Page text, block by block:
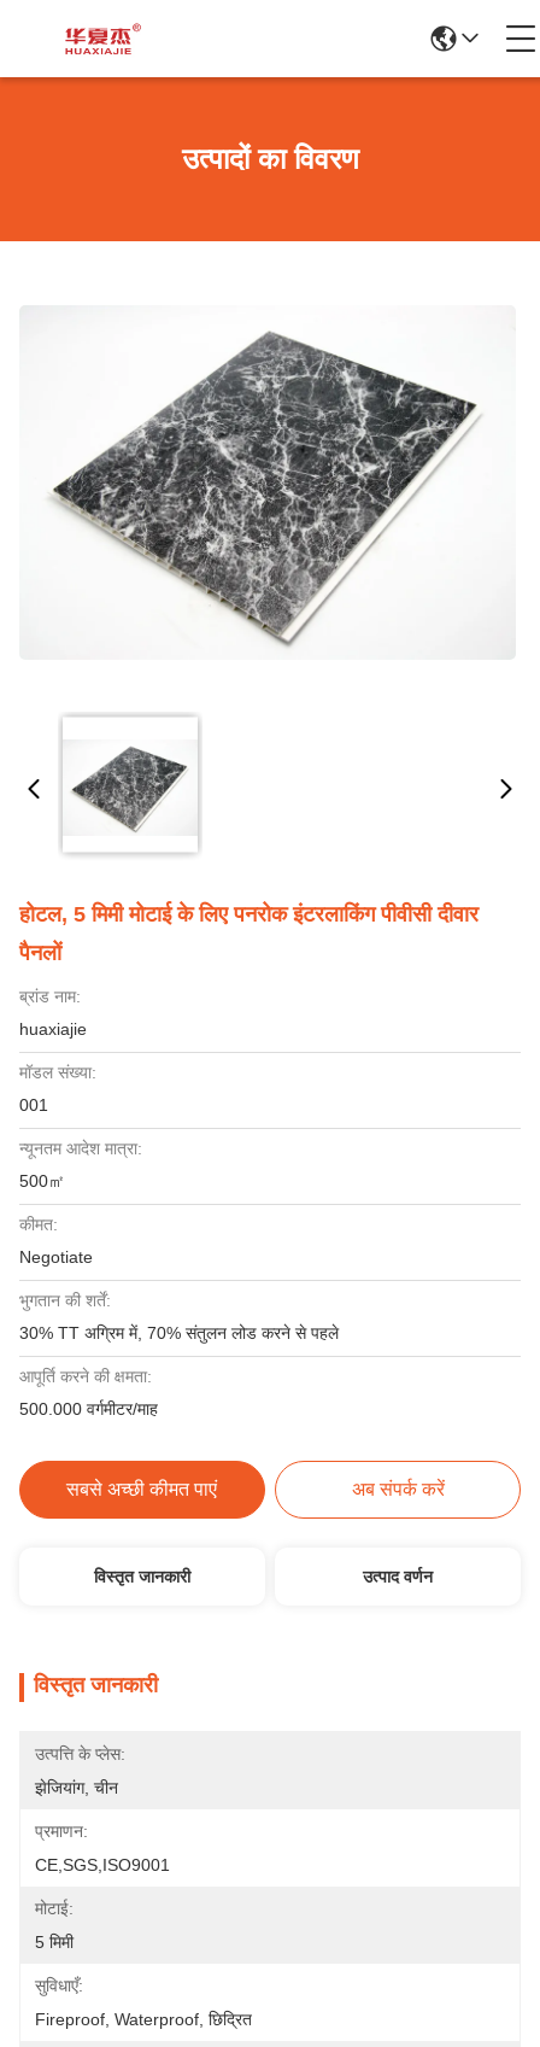
उत्पादों का विवरण
होटल, 5 मिमी मोटाई के लिए पनरोक इंटरलाकिंग पीवीसी दीवार
पैनलों
ब्रांड नाम:
huaxiajie
मॉडल संख्या:
001
न्यूनतम आदेश मात्रा:
500㎡
कीमत:
Negotiate
भुगतान की शर्तें:
30% TT अग्रिम में, 70% संतुलन लोड करने से पहले
आपूर्ति करने की क्षमता:
500.000 वर्गमीटर/माह
सबसे अच्छी कीमत पाएं अब संपर्क करें
विस्तृत जानकारी उत्पाद वर्णन
विस्तृत जानकारी
उत्पत्ति के प्लेस:
झेजियांग, चीन
प्रमाणन:
CE,SGS,ISO9001
मोटाई:
5 मिमी
सुविधाएँ:
Fireproof, Waterproof, छिद्रित